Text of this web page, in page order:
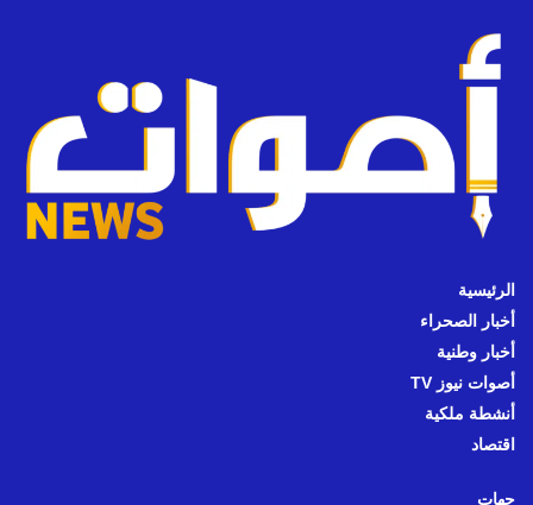
الرئيسية
أخبار الصحراء
أخبار وطنية
أصوات نيوز TV
أنشطة ملكية
اقتصاد
جهات